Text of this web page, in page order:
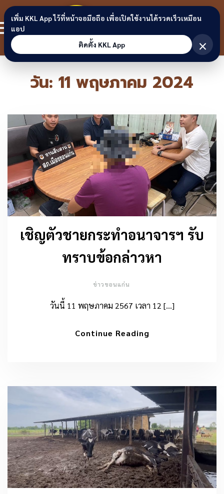
Skip to content
ขอนแก่น
ลิงก์
วัน: 11 พฤษภาคม 2024
เชิญตัวชายกระทำอนาจารฯ รับ
ทราบข้อกล่าวหา
ข่าวขอนแก่น
วันนี้ 11 พฤษภาคม 2567 เวลา 12 […]
Continue Reading
เพิ่ม KKL App ไว้ที่หน้าจอมือถือ เพื่อเปิดใช้งานได้รวดเร็วเหมือน
แอป
ติดตั้ง KKL App
×